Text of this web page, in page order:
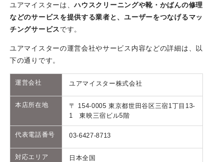
ユアマイスターは、ハウスクリーニングや靴・かばんの修理
などのサービスを提供する業者と、ユーザーをつなげるマッ
チングサービスです。
ユアマイスターの運営会社やサービス内容などの詳細は、以
下の通りです。
運営会社 ユアマイスター株式会社
本店所在地
〒 154-0005 東京都世田谷区三宿1丁目13-
1 東映三宿ビル5階
代表電話番号 ‎03-6427-8713
対応エリア 日本全国